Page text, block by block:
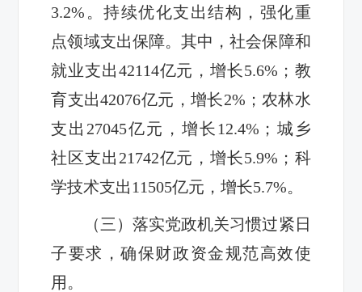
3.2%。持续优化支出结构，强化重
点领域支出保障。其中，社会保障和
就业支出42114亿元，增长5.6%；教
育支出42076亿元，增长2%；农林水
支出27045亿元，增长12.4%；城乡
社区支出21742亿元，增长5.9%；科
学技术支出11505亿元，增长5.7%。
（三）落实党政机关习惯过紧日
子要求，确保财政资金规范高效使
用。